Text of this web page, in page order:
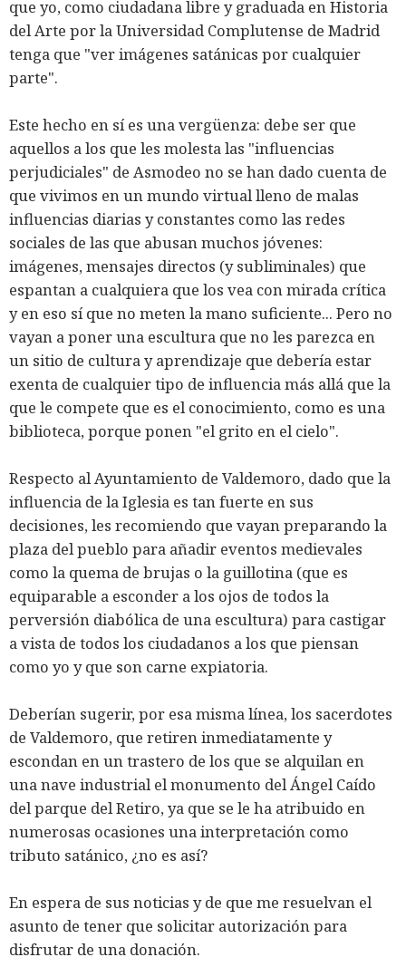
que yo, como ciudadana libre y graduada en Historia
del Arte por la Universidad Complutense de Madrid
tenga que "ver imágenes satánicas por cualquier
parte".
Este hecho en sí es una vergüenza: debe ser que
aquellos a los que les molesta las "influencias
perjudiciales" de Asmodeo no se han dado cuenta de
que vivimos en un mundo virtual lleno de malas
influencias diarias y constantes como las redes
sociales de las que abusan muchos jóvenes:
imágenes, mensajes directos (y subliminales) que
espantan a cualquiera que los vea con mirada crítica
y en eso sí que no meten la mano suficiente... Pero no
vayan a poner una escultura que no les parezca en
un sitio de cultura y aprendizaje que debería estar
exenta de cualquier tipo de influencia más allá que la
que le compete que es el conocimiento, como es una
biblioteca, porque ponen "el grito en el cielo".
Respecto al Ayuntamiento de Valdemoro, dado que la
influencia de la Iglesia es tan fuerte en sus
decisiones, les recomiendo que vayan preparando la
plaza del pueblo para añadir eventos medievales
como la quema de brujas o la guillotina (que es
equiparable a esconder a los ojos de todos la
perversión diabólica de una escultura) para castigar
a vista de todos los ciudadanos a los que piensan
como yo y que son carne expiatoria.
Deberían sugerir, por esa misma línea, los sacerdotes
de Valdemoro, que retiren inmediatamente y
escondan en un trastero de los que se alquilan en
una nave industrial el monumento del Ángel Caído
del parque del Retiro, ya que se le ha atribuido en
numerosas ocasiones una interpretación como
tributo satánico, ¿no es así?
En espera de sus noticias y de que me resuelvan el
asunto de tener que solicitar autorización para
disfrutar de una donación.